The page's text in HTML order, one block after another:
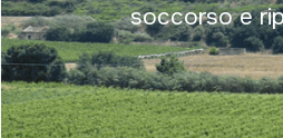
soccorso e